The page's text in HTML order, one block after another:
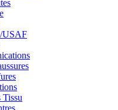
USAF
Tissu